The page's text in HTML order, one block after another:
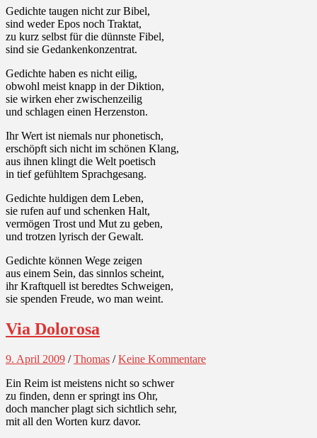
Gedichte taugen nicht zur Bibel,
sind weder Epos noch Traktat,
zu kurz selbst für die dünnste Fibel,
sind sie Gedankenkonzentrat.
Gedichte haben es nicht eilig,
obwohl meist knapp in der Diktion,
sie wirken eher zwischenzeilig
und schlagen einen Herzenston.
Ihr Wert ist niemals nur phonetisch,
erschöpft sich nicht im schönen Klang,
aus ihnen klingt die Welt poetisch
in tief gefühltem Sprachgesang.
Gedichte huldigen dem Leben,
sie rufen auf und schenken Halt,
vermögen Trost und Mut zu geben,
und trotzen lyrisch der Gewalt.
Gedichte können Wege zeigen
aus einem Sein, das sinnlos scheint,
ihr Kraftquell ist beredtes Schweigen,
sie spenden Freude, wo man weint.
Via Dolorosa
9. April 2009 /Thomas /Keine Kommentare
Ein Reim ist meistens nicht so schwer
zu finden, denn er springt ins Ohr,
doch mancher plagt sich sichtlich sehr,
mit all den Worten kurz davor.